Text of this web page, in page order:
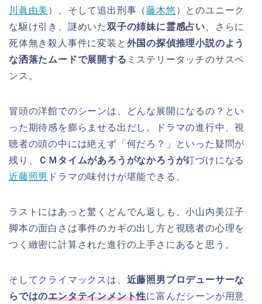
川眞由美 ）、そして追出刑事（藤木悠 ）とのユニーク
な駆け引き、謎めいた双子の姉妹に霊感占い、さらに
死体無き殺人事件に変装と 外国の探偵推理小説のよう
な洒落たムードで展開する ミステリータッチのサスペ
ンス。
冒頭の洋館でのシーンは、どんな展開になるの？とい
った期待感を膨らませる出だし。ドラマの進行中、視
聴者の頭の中には絶えず「何だろ？」といった疑問が
残り、
ＣＭタイムがあろうがなかろうが釘づけになる
近藤照男 ドラマの味付けが堪能できる。
ラストにはあっと驚くどんでん返しも。小山内美江子
脚本の面白さは事件のカギの出し方と視聴者の心理を
つく緻密に計算された進行の上手さにあると思う。
そしてクライマックスは、 近藤照男プロデューサーな
らではのエンタテインメント性に富んだシーンが用意